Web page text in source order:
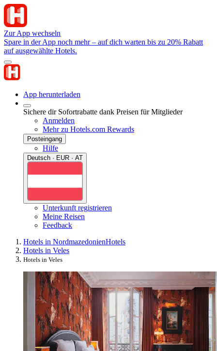
Zur App wechseln
Spare in der App noch mehr – auf dich warten bis zu 20% Rabatt
auf ausgewählte Hotels.
App herunterladen
Sichere dir Sofortrabatte dank Preisen für Mitglieder
Anmelden
Mehr zu Hotels.com Rewards
Posteingang
Hilfe
Deutsch · EUR · AT
Unterkunft registrieren
Meine Reisen
Feedback
Hotels in NordmazedonienHotels
Hotels in Veles
Hotels in Veles